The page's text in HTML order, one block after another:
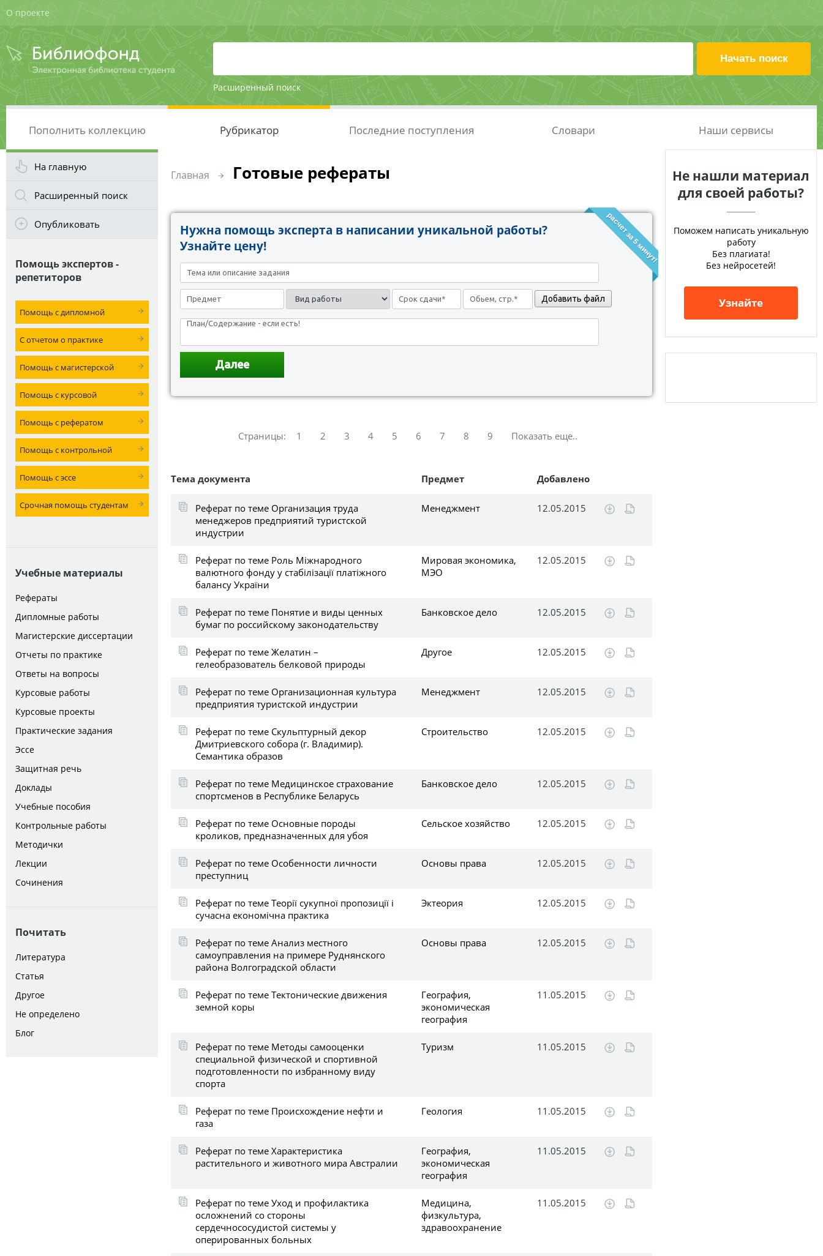
О проекте
Расширенный поиск
Пополнить коллекцию Рубрикатор Последние поступления Словари Наши сервисы
На главную
Расширенный поиск
Опубликовать
Помощь экспертов -
репетиторов
Помощь с дипломной
С отчетом о практике
Помощь с магистерской
Помощь с курсовой
Помощь с рефератом
Помощь с контрольной
Помощь с эссе
Срочная помощь студентам
Учебные материалы
Рефераты
Дипломные работы
Магистерские диссертации
Отчеты по практике
Ответы на вопросы
Курсовые работы
Курсовые проекты
Практические задания
Эссе
Защитная речь
Доклады
Учебные пособия
Контрольные работы
Методички
Лекции
Сочинения
Почитать
Литература
Статья
Другое
Не определено
Блог
Главная Готовые рефераты
расчет за 5 минут!
Нужна помощь эксперта в написании уникальной работы?
Узнайте цену!
Добавить файл
Страницы: 1 2 3 4 5 6 7 8 9 Показать еще..
Тема документа Предмет Добавлено
Реферат по теме Организация труда
менеджеров предприятий туристской
индустрии
Менеджмент 12.05.2015
Реферат по теме Роль Міжнародного
валютного фонду у стабілізації платіжного
балансу України
Мировая экономика,
МЭО
12.05.2015
Реферат по теме Понятие и виды ценных
бумаг по российскому законодательству
Банковское дело 12.05.2015
Реферат по теме Желатин –
гелеобразователь белковой природы
Другое 12.05.2015
Реферат по теме Организационная культура
предприятия туристской индустрии
Менеджмент 12.05.2015
Реферат по теме Скульптурный декор
Дмитриевского собора (г. Владимир).
Семантика образов
Строительство 12.05.2015
Реферат по теме Медицинское страхование
спортсменов в Республике Беларусь
Банковское дело 12.05.2015
Реферат по теме Основные породы
кроликов, предназначенных для убоя
Сельское хозяйство 12.05.2015
Реферат по теме Особенности личности
преступниц
Основы права 12.05.2015
Реферат по теме Теорії сукупної пропозиції і
сучасна економічна практика
Эктеория 12.05.2015
Реферат по теме Анализ местного
самоуправления на примере Руднянского
района Волгоградской области
Основы права 12.05.2015
Реферат по теме Тектонические движения
земной коры
География,
экономическая
география
11.05.2015
Реферат по теме Методы самооценки
специальной физической и спортивной
подготовленности по избранному виду
спорта
Туризм 11.05.2015
Реферат по теме Происхождение нефти и
газа
Геология 11.05.2015
Реферат по теме Характеристика
растительного и животного мира Австралии
География,
экономическая
география
11.05.2015
Реферат по теме Уход и профилактика
осложнений со стороны
сердечнососудистой системы у
оперированных больных
Медицина,
физкультура,
здравоохранение
11.05.2015
Не нашли материал
для своей работы?
Поможем написать уникальную
работу
Без плагиата!
Без нейросетей!
Узнайте